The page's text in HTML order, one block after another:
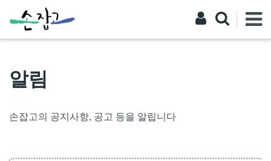
알림
손잡고의 공지사항, 공고 등을 알립니다